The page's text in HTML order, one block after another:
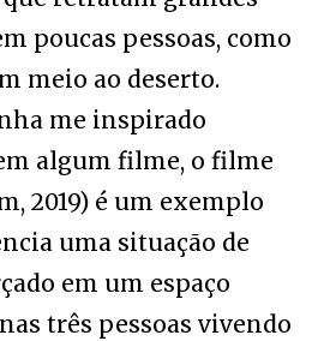
poucas pessoas, como
meio ao deserto.
me inspirado
algum filme, o filme
2019) é um exemplo
uma situação de
em um espaço
três pessoas vivendo